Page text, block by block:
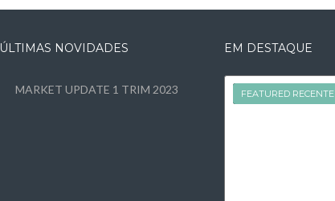
ÚLTIMAS NOVIDADES
MARKET UPDATE 1 TRIM 2023
EM DESTAQUE
FEATURED
FEATURED RECENTE